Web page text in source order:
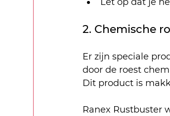
2. Chemische
Er zijn speciale
door de roest
Dit product is
Ranex Rustbuster